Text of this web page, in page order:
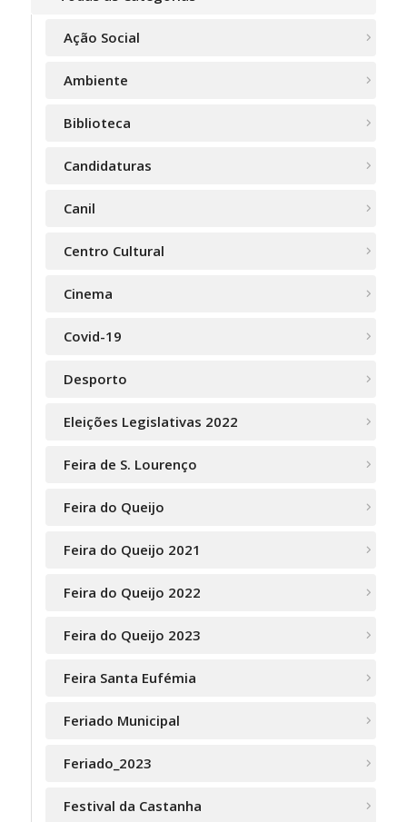
Ação Social
Ambiente
Biblioteca
Candidaturas
Canil
Centro Cultural
Cinema
Covid-19
Desporto
Eleições Legislativas 2022
Feira de S. Lourenço
Feira do Queijo
Feira do Queijo 2021
Feira do Queijo 2022
Feira do Queijo 2023
Feira Santa Eufémia
Feriado Municipal
Feriado_2023
Festival da Castanha